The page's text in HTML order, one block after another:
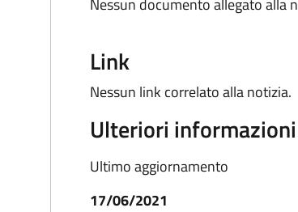
Nessun documento allegato alla
Link
Nessun link correlato alla notizia.
Ulteriori informazioni
Ultimo aggiornamento
17/06/2021